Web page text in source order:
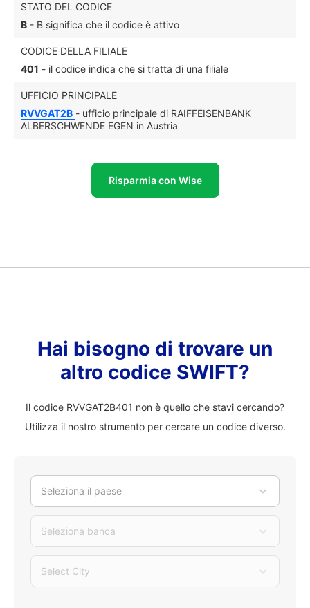
STATO DEL CODICE
B - B significa che il codice è attivo
CODICE DELLA FILIALE
401 - il codice indica che si tratta di una filiale
UFFICIO PRINCIPALE
RVVGAT2B - ufficio principale di RAIFFEISENBANK
ALBERSCHWENDE EGEN in Austria
Risparmia con Wise
Hai bisogno di trovare un
altro codice SWIFT?
Il codice RVVGAT2B401 non è quello che stavi cercando?
Utilizza il nostro strumento per cercare un codice diverso.
Seleziona il paese
Seleziona banca
Select City